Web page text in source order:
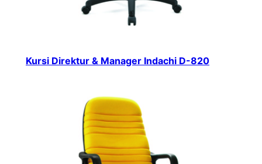
Kursi Direktur & Manager Indachi D-820